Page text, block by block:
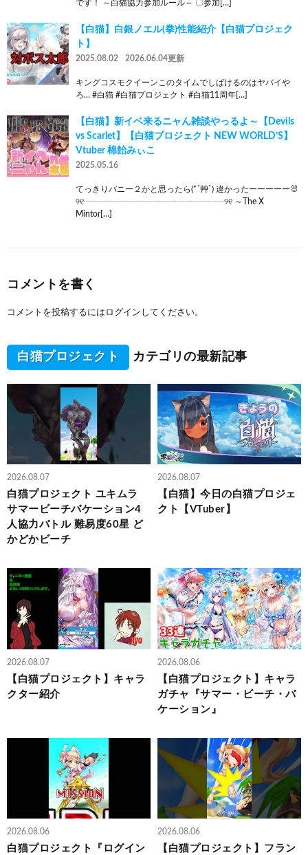
です！ ～白猫協力参加ルール～ 〇参加[…]
【白猫】白銀ノエル(拳)性能紹介【白猫プロジェク
ト】
2025.08.02 2026.06.04更新
キングコスモクイーンこのタイムでしばけるのはヤバイや
ろ… #白猫 #白猫プロジェクト #白猫11周年[…]
【白猫】新イベ来るニャん雑談やっるよ～【Devils
vs Scarlet】【白猫プロジェクト NEW WORLD’S】
Vtuber 棉飴みぃこ
2025.05.16
てっきりバニー２かと思ったら(*´艸`) 違かったーーーーー🐰
୨୧┈┈┈┈┈┈┈┈┈┈┈┈┈┈┈┈┈୨୧ ～The X
Mintor[…]
コメントを書く
コメントを投稿するには ログイン してください。
白猫プロジェクト カテゴリの最新記事
2026.08.07
白猫プロジェクト ユキムラ
サマービーチバケーション4
人協力バトル 難易度60星 ど
かどかビーチ
2026.08.07
【白猫】今日の白猫プロジェ
クト【VTuber】
2026.08.07
【白猫プロジェクト】キャラ
クター紹介
2026.08.06
【白猫プロジェクト】キャラ
ガチャ『サマー・ビーチ・バ
ケーション』
2026.08.06
白猫プロジェクト『ログイン
2026.08.06
【白猫プロジェクト】フラン